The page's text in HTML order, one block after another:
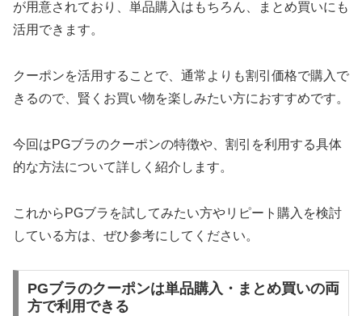
が用意されており、単品購入はもちろん、まとめ買いにも
活用できます。
クーポンを活用することで、通常よりも割引価格で購入で
きるので、賢くお買い物を楽しみたい方におすすめです。
今回はPGブラのクーポンの特徴や、割引を利用する具体
的な方法について詳しく紹介します。
これからPGブラを試してみたい方やリピート購入を検討
している方は、ぜひ参考にしてください。
PGブラのクーポンは単品購入・まとめ買いの両
方で利用できる